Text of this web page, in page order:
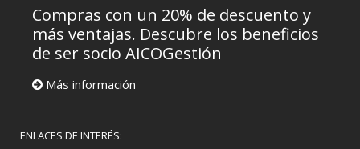
Compras con un 20% de descuento y
más ventajas. Descubre los beneficios
de ser socio AICOGestión
Más información
ENLACES DE INTERÉS: